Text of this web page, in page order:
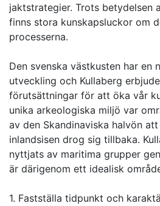
jaktstrategier. Trots betydelsen
finns stora kunskapsluckor om
processerna.
Den svenska västkusten har en
utveckling och Kullaberg
förutsättningar för att öka vår
unika arkeologiska miljö var
av den Skandinaviska halvön
inlandsisen drog sig tillbaka.
nyttjats av maritima grupper
är därigenom ett idealisk
1. Fastställa tidpunkt och